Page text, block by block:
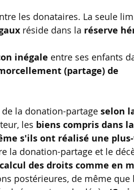
les donataires. La seule
réside dans la réserve
inégale entre ses enfants
(partage) de
la donation-partage selon
les biens compris dans la
s'ils ont réalisé une
la donation-partage et le
des droits comme en
postérieures, de même que